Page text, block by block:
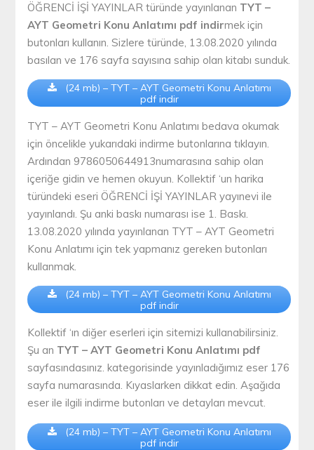
ÖĞRENCİ İŞİ YAYINLAR türünde yayınlanan TYT –
AYT Geometri Konu Anlatımı pdf indirmek için
butonları kullanın. Sizlere türünde, 13.08.2020 yılında
basılan ve 176 sayfa sayısına sahip olan kitabı sunduk.
(24 mb) – TYT – AYT Geometri Konu Anlatımı
pdf indir
TYT – AYT Geometri Konu Anlatımı bedava okumak
için öncelikle yukarıdaki indirme butonlarına tıklayın.
Ardından 9786050644913numarasına sahip olan
içeriğe gidin ve hemen okuyun. Kollektif ‘un harika
türündeki eseri ÖĞRENCİ İŞİ YAYINLAR yayınevi ile
yayınlandı. Şu anki baskı numarası ise 1. Baskı.
13.08.2020 yılında yayınlanan TYT – AYT Geometri
Konu Anlatımı için tek yapmanız gereken butonları
kullanmak.
(24 mb) – TYT – AYT Geometri Konu Anlatımı
pdf indir
Kollektif ‘ın diğer eserleri için sitemizi kullanabilirsiniz.
Şu an TYT – AYT Geometri Konu Anlatımı pdf
sayfasındasınız. kategorisinde yayınladığımız eser 176
sayfa numarasında. Kıyaslarken dikkat edin. Aşağıda
eser ile ilgili indirme butonları ve detayları mevcut.
(24 mb) – TYT – AYT Geometri Konu Anlatımı
pdf indir